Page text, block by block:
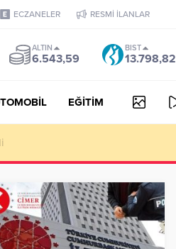
ECZANELER RESMİ İLANLAR
ALTIN
6.543,59
BIST
13.798,82
EĞİTİM
Eğitim Kurumları Zirvede